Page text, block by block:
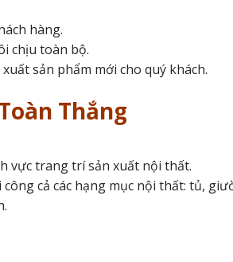
hàng.
chịu toàn bộ.
sản phẩm mới cho quý khách.
Thắng
vực trang trí sản xuất nội thất.
cả các hạng mục nội thất: tủ,